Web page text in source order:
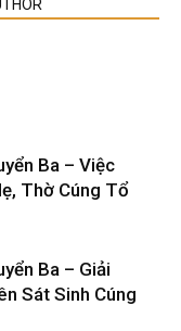
Ba – Việc
Thờ Cúng Tổ
Ba – Giải
Sát Sinh Cúng